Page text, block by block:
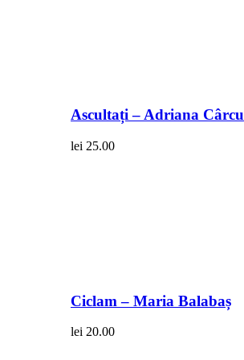
Ascultați – Adriana Cârcu
lei 25.00
Ciclam – Maria Balabaș
lei 20.00